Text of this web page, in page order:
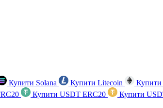
Купити Solana Купити Litecoin Купити
Купити USDT ERC20 Купити